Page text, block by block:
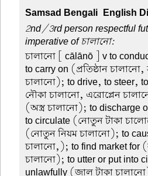
Samsad Bengali-English
2nd/3rd person respectful
imperative of চালানো:
চালানো [ cālānō ] v to
to carry on (প্রতিষ্ঠান
চালানো); to drive, to steer,
নৌকা চালানো, এরোপ্লেন
(অস্ত্র চালানো); to
to circulate (নোতুন টাকা
(নোতুন নিয়ম চালানো); to
চালানো,); to find market for
চালানো); to utter or put into
unlawfully (জাল টাকা